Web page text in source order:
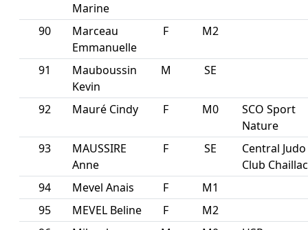
Marine
90
Marceau
Emmanuelle
F M2
91
Mauboussin
Kevin
M SE
92 Mauré Cindy F M0
SCO Sport
Nature
93
MAUSSIRE
Anne
F SE
Central Judo
Club Chaillac
94
Mevel Anais F
M1
95
MEVEL Beline F
M2